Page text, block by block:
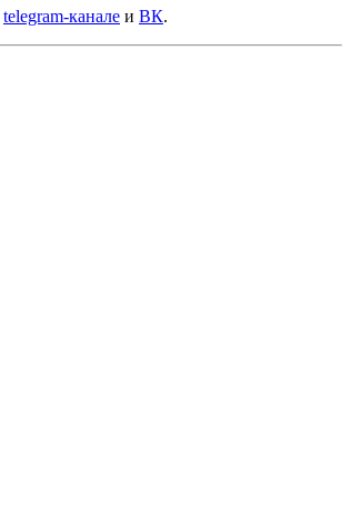
telegram-канале и ВК.